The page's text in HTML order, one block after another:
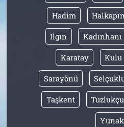
Hadim
Ilgın Kadınhanı
Karatay Kulu
Sarayönü
Taşkent Tuzlukçu
Yunak